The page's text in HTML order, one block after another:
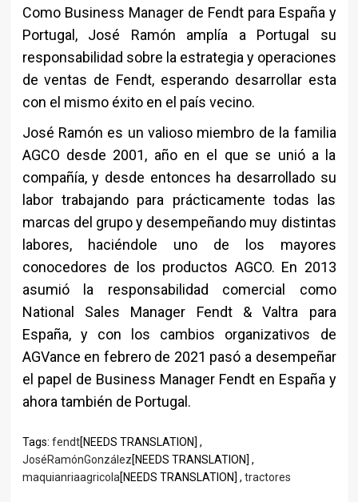
Como Business Manager de Fendt para España y
Portugal, José Ramón amplía a Portugal su
responsabilidad sobre la estrategia y operaciones
de ventas de Fendt, esperando desarrollar esta
con el mismo éxito en el país vecino.
José Ramón es un valioso miembro de la familia
AGCO desde 2001, año en el que se unió a la
compañía, y desde entonces ha desarrollado su
labor trabajando para prácticamente todas las
marcas del grupo y desempeñando muy distintas
labores, haciéndole uno de los mayores
conocedores de los productos AGCO. En 2013
asumió la responsabilidad comercial como
National Sales Manager Fendt & Valtra para
España, y con los cambios organizativos de
AGVance en febrero de 2021 pasó a desempeñar
el papel de Business Manager Fendt en España y
ahora también de Portugal.
Tags: fendt[NEEDS TRANSLATION] ,
JoséRamónGonzález[NEEDS TRANSLATION] ,
maquianriaagricola[NEEDS TRANSLATION] , tractores